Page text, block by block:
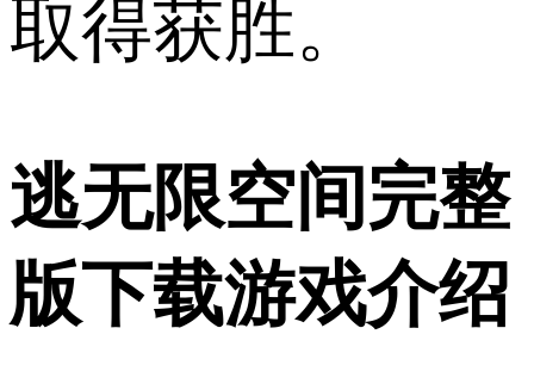
取得获胜。
逃无限空间完整
版下载游戏介绍